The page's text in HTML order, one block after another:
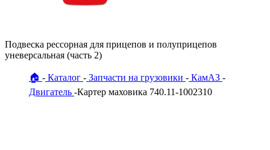
Подвеска рессорная для прицепов и полуприцепов
уневерсальная (часть 2)
🏠 Каталог Запчасти на грузовики
КамАЗ
Двигатель Картер маховика 740.11-1002310